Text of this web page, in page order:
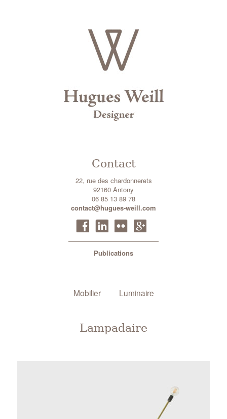
Contact
22, rue des chardonnerets
92160 Antony
06 85 13 89 78
contact@hugues-weill.com
Publications
Mobilier Luminaire
Lampadaire